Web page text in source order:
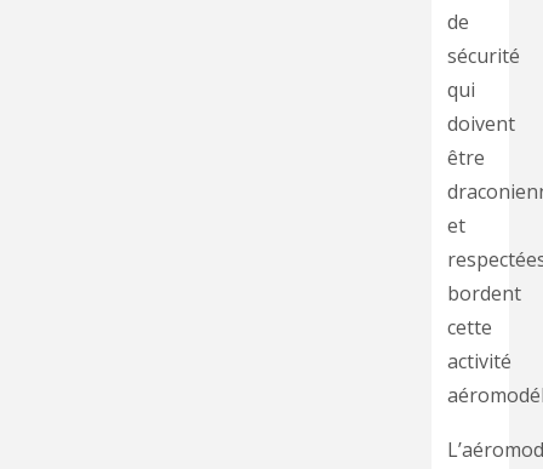
de
sécurité
qui
doivent
être
et
bordent
cette
activité